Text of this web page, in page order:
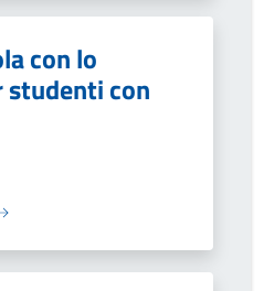
con lo
studenti con